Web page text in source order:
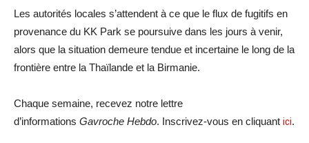
Les autorités locales s’attendent à ce que le flux de fugitifs en
provenance du KK Park se poursuive dans les jours à venir,
alors que la situation demeure tendue et incertaine le long de la
frontière entre la Thaïlande et la Birmanie.
Chaque semaine, recevez notre lettre
d’informations Gavroche Hebdo. Inscrivez-vous en cliquant ici.